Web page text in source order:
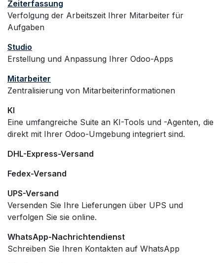
Zeiterfassung
Verfolgung der Arbeitszeit Ihrer Mitarbeiter für
Aufgaben
Studio
Erstellung und Anpassung Ihrer Odoo-Apps
Mitarbeiter
Zentralisierung von Mitarbeiterinformationen
KI
Eine umfangreiche Suite an KI-Tools und -Agenten, die
direkt mit Ihrer Odoo-Umgebung integriert sind.
DHL-Express-Versand
Fedex-Versand
UPS-Versand
Versenden Sie Ihre Lieferungen über UPS und
verfolgen Sie sie online.
WhatsApp-Nachrichtendienst
Schreiben Sie Ihren Kontakten auf WhatsApp